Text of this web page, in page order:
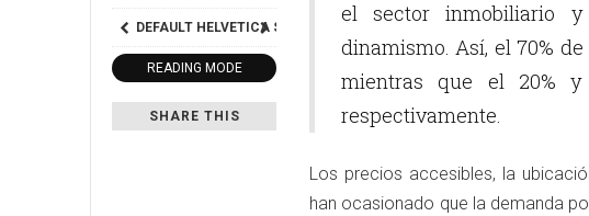
DEFAULT HELVETICA SEGOE
READING MODE
SHARE THIS
el sector inmobiliario
dinamismo. Así, el 70%
mientras que el 20% y
respectivamente.
Los precios accesibles, la
han ocasionado que la demanda